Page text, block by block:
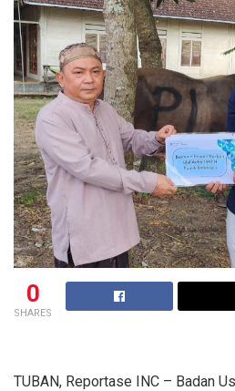
0
SHARES
TUBAN, Reportase INC – Badan